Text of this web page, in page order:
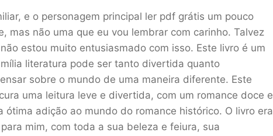
e o personagem principal ler pdf grátis um pouco
mas não uma que eu vou lembrar com carinho. Talvez
estou muito entusiasmado com isso. Este livro é um
literatura pode ser tanto divertida quanto
sobre o mundo de uma maneira diferente. Este
uma leitura leve e divertida, com um romance doce e
adição ao mundo do romance histórico. O livro era
mim, com toda a sua beleza e feiura, sua